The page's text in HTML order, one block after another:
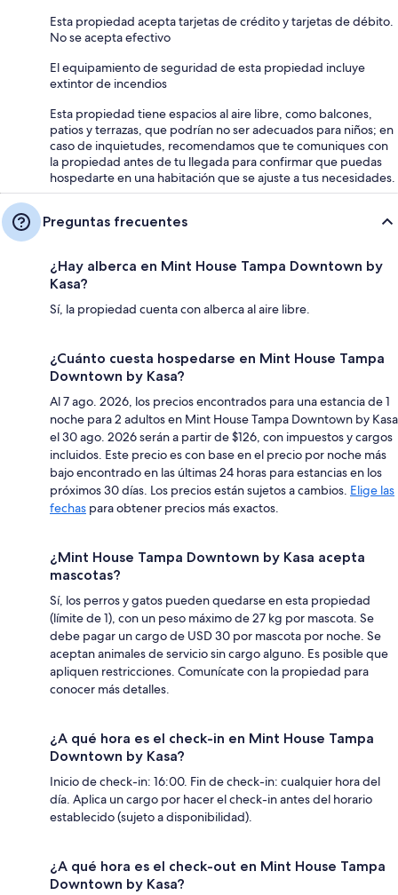
Esta propiedad acepta tarjetas de crédito y tarjetas de débito.
No se acepta efectivo
El equipamiento de seguridad de esta propiedad incluye
extintor de incendios
Esta propiedad tiene espacios al aire libre, como balcones,
patios y terrazas, que podrían no ser adecuados para niños; en
caso de inquietudes, recomendamos que te comuniques con
la propiedad antes de tu llegada para confirmar que puedas
hospedarte en una habitación que se ajuste a tus necesidades.
Preguntas frecuentes
¿Hay alberca en Mint House Tampa Downtown by
Kasa?
Sí, la propiedad cuenta con alberca al aire libre.
¿Cuánto cuesta hospedarse en Mint House Tampa
Downtown by Kasa?
Al 7 ago. 2026, los precios encontrados para una estancia de 1
noche para 2 adultos en Mint House Tampa Downtown by Kasa
el 30 ago. 2026 serán a partir de $126, con impuestos y cargos
incluidos. Este precio es con base en el precio por noche más
bajo encontrado en las últimas 24 horas para estancias en los
próximos 30 días. Los precios están sujetos a cambios. Elige las
fechas para obtener precios más exactos.
¿Mint House Tampa Downtown by Kasa acepta
mascotas?
Sí, los perros y gatos pueden quedarse en esta propiedad
(límite de 1), con un peso máximo de 27 kg por mascota. Se
debe pagar un cargo de USD 30 por mascota por noche. Se
aceptan animales de servicio sin cargo alguno. Es posible que
apliquen restricciones. Comunícate con la propiedad para
conocer más detalles.
¿A qué hora es el check-in en Mint House Tampa
Downtown by Kasa?
Inicio de check-in: 16:00. Fin de check-in: cualquier hora del
día. Aplica un cargo por hacer el check-in antes del horario
establecido (sujeto a disponibilidad).
¿A qué hora es el check-out en Mint House Tampa
Downtown by Kasa?